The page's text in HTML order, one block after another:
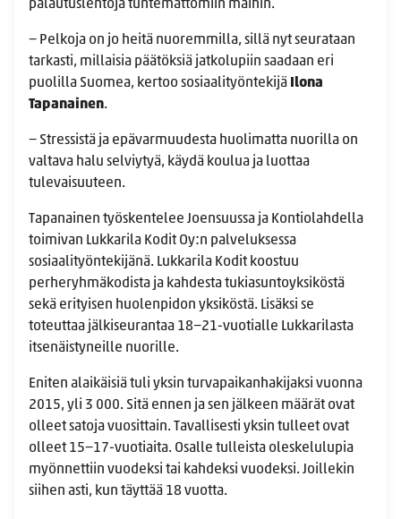
palautuslentoja tuntemattomiin maihin.
− Pelkoja on jo heitä nuoremmilla, sillä nyt seurataan
tarkasti, millaisia päätöksiä jatkolupiin saadaan eri
puolilla Suomea, kertoo sosiaalityöntekijä Ilona
Tapanainen.
− Stressistä ja epävarmuudesta huolimatta nuorilla on
valtava halu selviytyä, käydä koulua ja luottaa
tulevaisuuteen.
Tapanainen työskentelee Joensuussa ja Kontiolahdella
toimivan Lukkarila Kodit Oy:n palveluksessa
sosiaalityöntekijänä. Lukkarila Kodit koostuu
perheryhmäkodista ja kahdesta tukiasuntoyksiköstä
sekä erityisen huolenpidon yksiköstä. Lisäksi se
toteuttaa jälkiseurantaa 18−21-vuotialle Lukkarilasta
itsenäistyneille nuorille.
Eniten alaikäisiä tuli yksin turvapaikanhakijaksi vuonna
2015, yli 3 000. Sitä ennen ja sen jälkeen määrät ovat
olleet satoja vuosittain. Tavallisesti yksin tulleet ovat
olleet 15−17-vuotiaita. Osalle tulleista oleskelulupia
myönnettiin vuodeksi tai kahdeksi vuodeksi. Joillekin
siihen asti, kun täyttää 18 vuotta.